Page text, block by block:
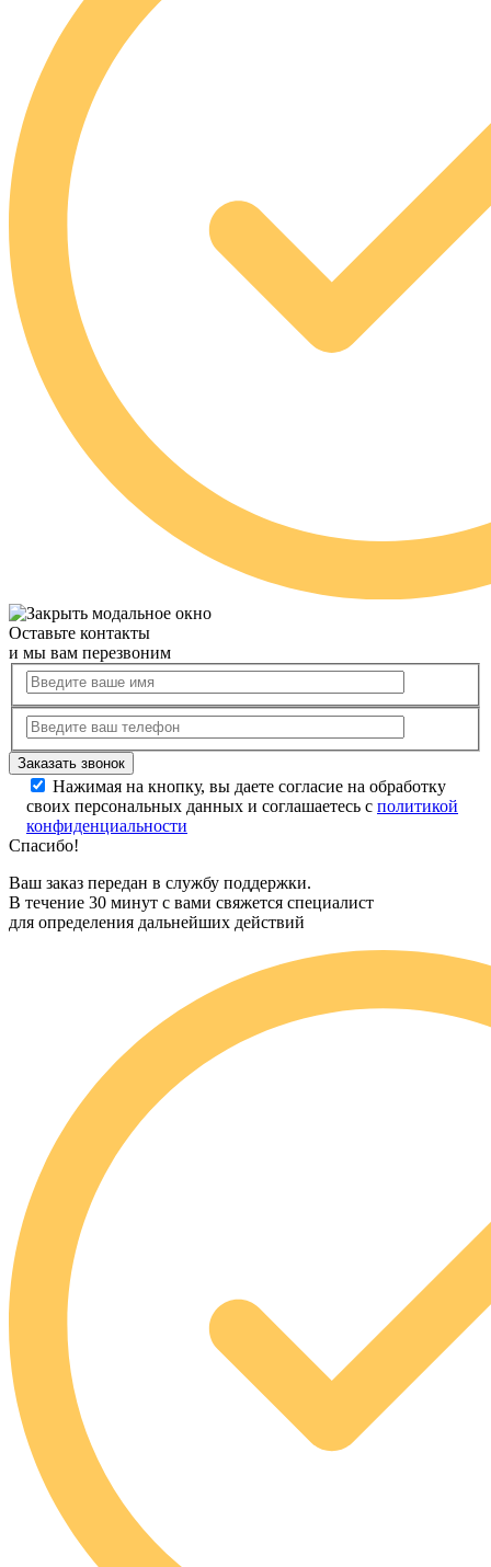
Оставьте контакты
и мы вам перезвоним
Нажимая на кнопку, вы даете согласие на обработку
своих персональных данных и соглашаетесь с политикой
конфиденциальности
Спасибо!
Ваш заказ передан в службу поддержки.
В течение 30 минут с вами свяжется специалист
для определения дальнейших действий